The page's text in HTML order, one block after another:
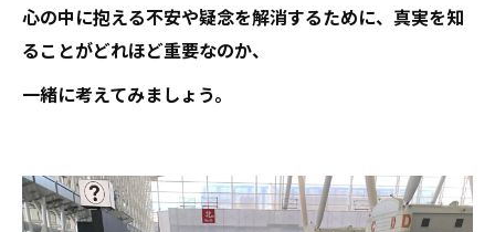
心の中に抱える不安や疑念を解消するために、真実を知
ることがどれほど重要なのか、
一緒に考えてみましょう。